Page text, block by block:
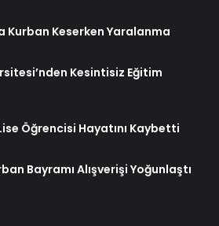
Kurban Keserken Yaralanma
Kesintisiz Eğitim
Öğrencisi Hayatını Kaybetti
Bayramı Alışverişi Yoğunlaştı